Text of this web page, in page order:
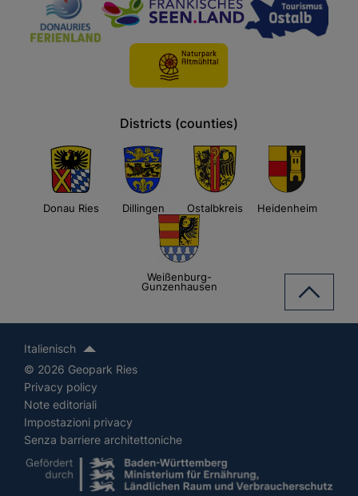
Districts (counties)
Donau Ries Dillingen Ostalbkreis Heidenheim
Weißenburg-
Gunzenhausen
Italienisch
© 2026 Geopark Ries
Privacy policy
Note editoriali
Impostazioni privacy
Senza barriere architettoniche